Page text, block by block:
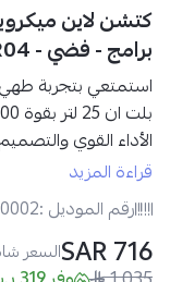
برامج - فضي - D90D25ESL-XG-RR04
استمتعي بتجربة طهي
بلت ان 25 لتر بقوة 900 واط
متنوعة، و10 مستويات حرارة قابلة للتعديل
تحضير وجباتك
مواصفات ميكرويف كتشن لاين
قراءة المزيد
رقم الموديل :
716 SAR السعر